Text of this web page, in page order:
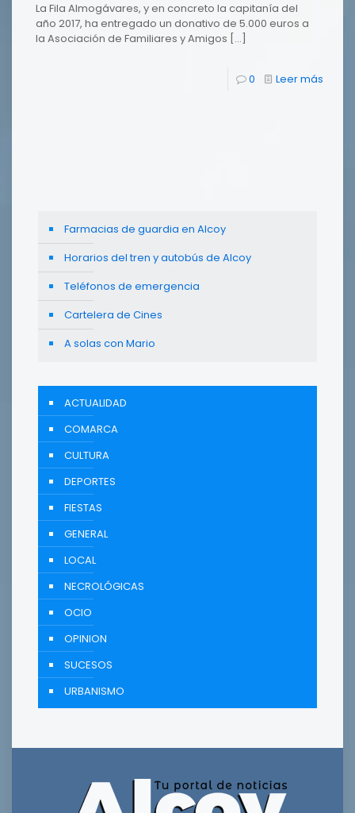
La Fila Almogávares, y en concreto la capitanía del
año 2017, ha entregado un donativo de 5.000 euros a
la Asociación de Familiares y Amigos […]
0 Leer más
Farmacias de guardia en Alcoy
Horarios del tren y autobús de Alcoy
Teléfonos de emergencia
Cartelera de Cines
A solas con Mario
ACTUALIDAD
COMARCA
CULTURA
DEPORTES
FIESTAS
GENERAL
LOCAL
NECROLÓGICAS
OCIO
OPINION
SUCESOS
URBANISMO